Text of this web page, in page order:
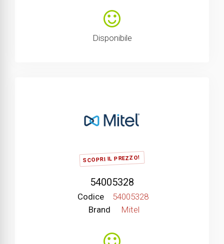
Disponibile
SCOPRI IL PREZZO!
54005328
Codice
54005328
Brand
Mitel